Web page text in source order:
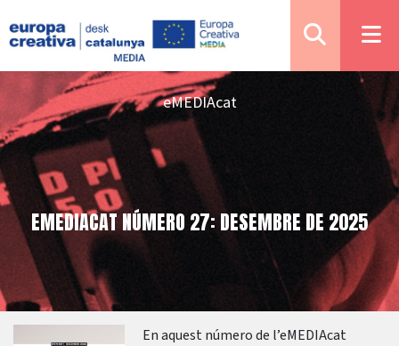
eMEDIAcat
EMEDIACAT NÚMERO 27: DESEMBRE DE 2025
En aquest número de l’eMEDIAcat